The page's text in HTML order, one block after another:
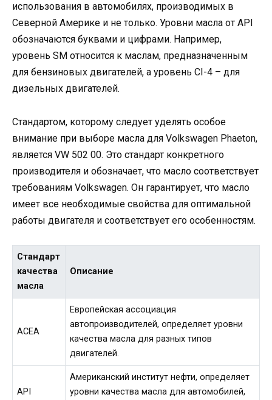
использования в автомобилях, производимых в
Северной Америке и не только. Уровни масла от API
обозначаются буквами и цифрами. Например,
уровень SM относится к маслам, предназначенным
для бензиновых двигателей, а уровень CI-4 – для
дизельных двигателей.
Стандартом, которому следует уделять особое
внимание при выборе масла для Volkswagen Phaeton,
является VW 502 00. Это стандарт конкретного
производителя и обозначает, что масло соответствует
требованиям Volkswagen. Он гарантирует, что масло
имеет все необходимые свойства для оптимальной
работы двигателя и соответствует его особенностям.
Стандарт
качества
масла
Описание
ACEA
Европейская ассоциация
автопроизводителей, определяет уровни
качества масла для разных типов
двигателей.
API
Американский институт нефти, определяет
уровни качества масла для автомобилей,